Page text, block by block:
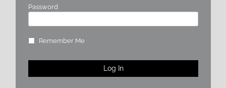
Password
Remember Me